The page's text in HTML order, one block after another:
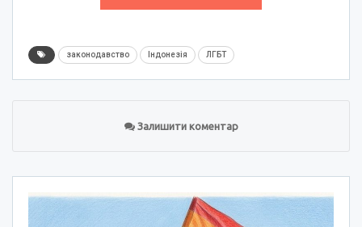
законодавство Індонезія ЛГБТ
Залишити коментар